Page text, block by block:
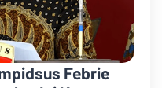
Febrie